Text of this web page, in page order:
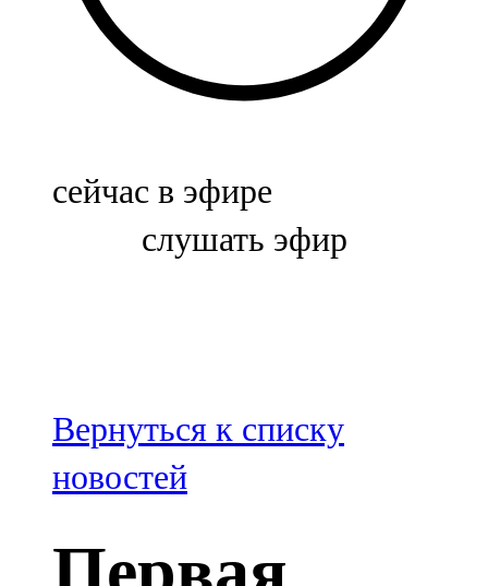
107,5 FM
Биләр
Болгар
100,3 FM
Зәй
106,6 FM
Кадыбаш
сейчас в эфире
слушать эфир
Вернуться к списку
новостей